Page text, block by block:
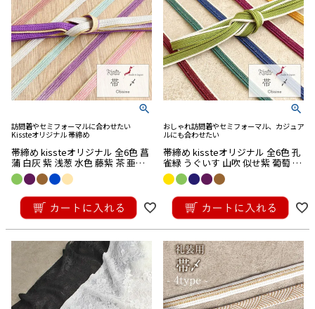
訪問着やセミフォーマルに合わせたい
Kissteオリジナル 帯締め
帯締め kissteオリジナル 全6色 菖
蒲 白灰 紫 浅葱 水色 藤紫 茶 亜麻
色 濃桜 正絹 日本製 メール便対応
可
11,880税込
おしゃれ訪問着やセミフォーマル、カジュア
ルにも合わせたい
帯締め kissteオリジナル 全6色 孔
雀緑 うぐいす 山吹 似せ紫 葡萄 紺
青 銀ライン 金散らし 正絹 日本製
メール便対応可
9,900税込